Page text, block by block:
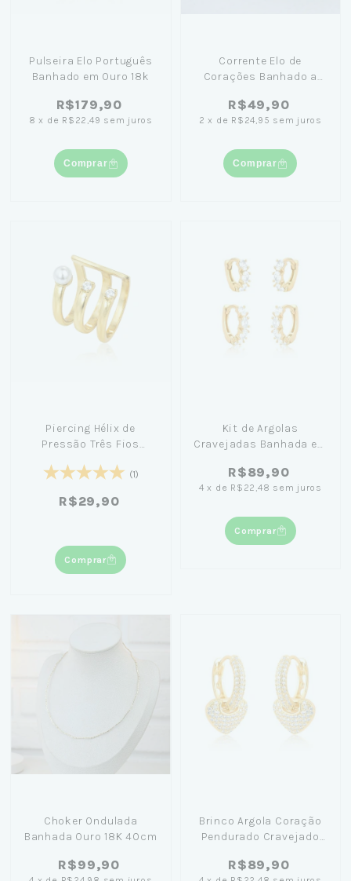
Pulseira Elo Português
Banhado em Ouro 18k
R$179,90
8 x de R$22,49 sem juros
Comprar
Corrente Elo de
Corações Banhado a
R$49,90
2 x de R$24,95 sem juros
Comprar
Piercing Hélix de
Pressão Três Fios
(1)
R$29,90
Comprar
Kit de Argolas
Cravejadas Banhada em
R$89,90
4 x de R$22,48 sem juros
Comprar
Choker Ondulada
Banhada Ouro 18K 40cm
R$99,90
Brinco Argola Coração
Pendurado Cravejado
R$89,90